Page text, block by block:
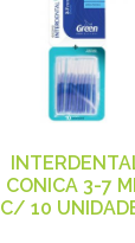
CONICA 3-7
C/ 10